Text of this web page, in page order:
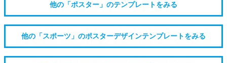
他の「ポスター」のテンプレートをみる
他の「スポーツ」のポスターデザインテンプレートをみる